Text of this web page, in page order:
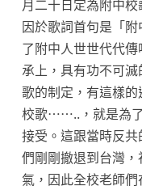
月二十日定為附中
因於歌詞首句是「
了附中人世世代代
承上，具有功不可
歌的制定，有這樣
校歌……..，就是為
接受。這跟當時反
們剛剛撤退到台灣
氣，因此全校老師